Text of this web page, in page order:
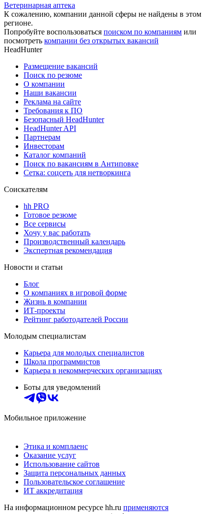
Ветеринарная аптека
К сожалению, компании данной сферы не найдены в этом
регионе.
Попробуйте воспользоваться поиском по компаниям или
посмотреть компании без открытых вакансий
HeadHunter
Размещение вакансий
Поиск по резюме
О компании
Наши вакансии
Реклама на сайте
Требования к ПО
Безопасный HeadHunter
HeadHunter API
Партнерам
Инвесторам
Каталог компаний
Поиск по вакансиям в Антиповке
Сетка: соцсеть для нетворкинга
Соискателям
hh PRO
Готовое резюме
Все сервисы
Хочу у вас работать
Производственный календарь
Экспертная рекомендация
Новости и статьи
Блог
О компаниях в игровой форме
Жизнь в компании
ИТ-проекты
Рейтинг работодателей России
Молодым специалистам
Карьера для молодых специалистов
Школа программистов
Карьера в некоммерческих организациях
Боты для уведомлений
Мобильное приложение
Этика и комплаенс
Оказание услуг
Использование сайтов
Защита персональных данных
Пользовательское соглашение
ИТ аккредитация
На информационном ресурсе hh.ru применяются